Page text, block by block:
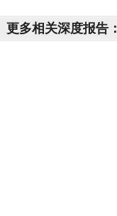
更多相关深度报告：